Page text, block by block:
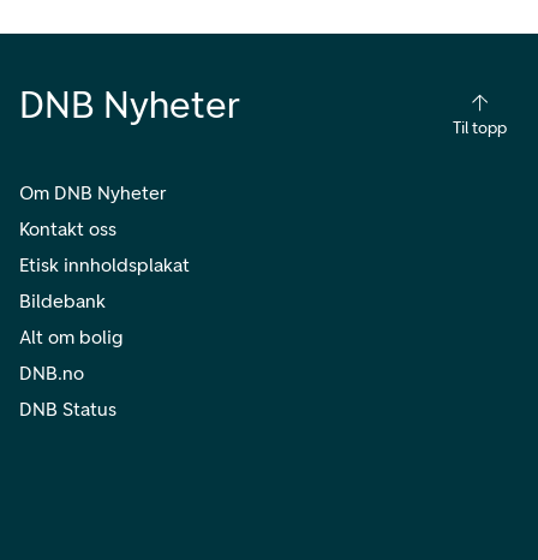
DNB Nyheter
Til topp
Om DNB Nyheter
Kontakt oss
Etisk innholdsplakat
Bildebank
Alt om bolig
DNB.no
DNB Status